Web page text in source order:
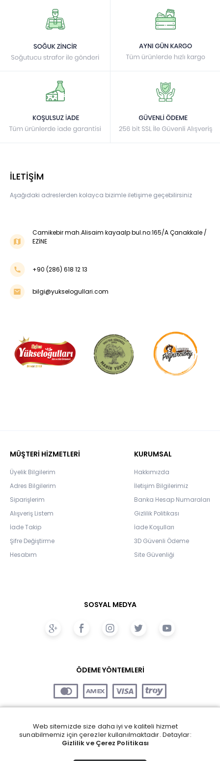
İLETİŞİM
Aşağıdaki adreslerden kolayca bizimle iletişime geçebilirsiniz
Camikebir mah.Alisaim kayaalp bul.no:165/A Çanakkale /
EZİNE
+90 (286) 618 12 13
bilgi@yukselogullari.com
MÜŞTERİ HİZMETLERİ
Üyelik Bilgilerim
Adres Bilgilerim
Siparişlerim
Alışveriş Listem
İade Takip
Şifre Değiştirme
Hesabım
KURUMSAL
Hakkımızda
İletişim Bilgilerimiz
Banka Hesap Numaraları
Gizlilik Politikası
İade Koşulları
3D Güvenli Ödeme
Site Güvenliği
SOSYAL MEDYA
ÖDEME YÖNTEMLERİ
Web sitemizde size daha iyi ve kaliteli hizmet
sunabilmemiz için çerezler kullanılmaktadır. Detaylar:
Gizlilik ve Çerez Politikası